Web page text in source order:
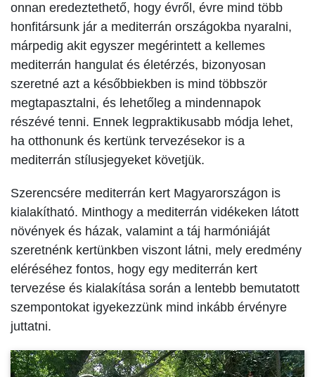
onnan eredeztethető, hogy évről, évre mind több
honfitársunk jár a mediterrán országokba nyaralni,
márpedig akit egyszer megérintett a kellemes
mediterrán hangulat és életérzés, bizonyosan
szeretné azt a későbbiekben is mind többször
megtapasztalni, és lehetőleg a mindennapok
részévé tenni. Ennek legpraktikusabb módja lehet,
ha otthonunk és kertünk tervezésekor is a
mediterrán stílusjegyeket követjük.
Szerencsére mediterrán kert Magyarországon is
kialakítható. Minthogy a mediterrán vidékeken látott
növények és házak, valamint a táj harmóniáját
szeretnénk kertünkben viszont látni, mely eredmény
eléréséhez fontos, hogy egy mediterrán kert
tervezése és kialakítása során a lentebb bemutatott
szempontokat igyekezzünk mind inkább érvényre
juttatni.